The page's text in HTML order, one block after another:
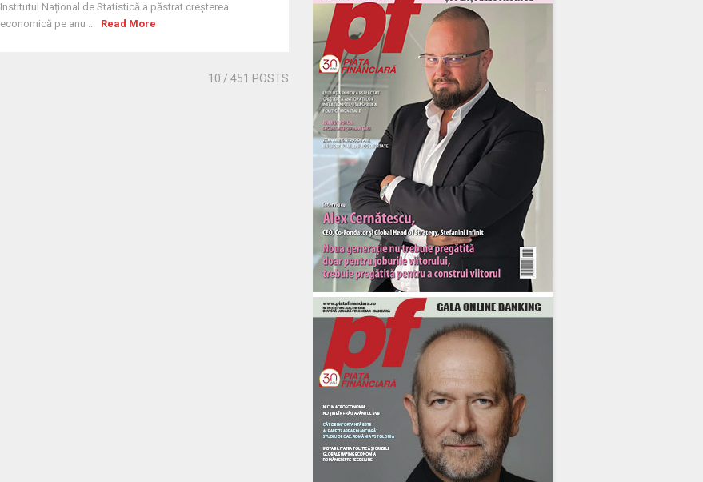
Institutul Național de Statistică a păstrat creșterea
economică pe anu ... Read More
10 / 451 POSTS